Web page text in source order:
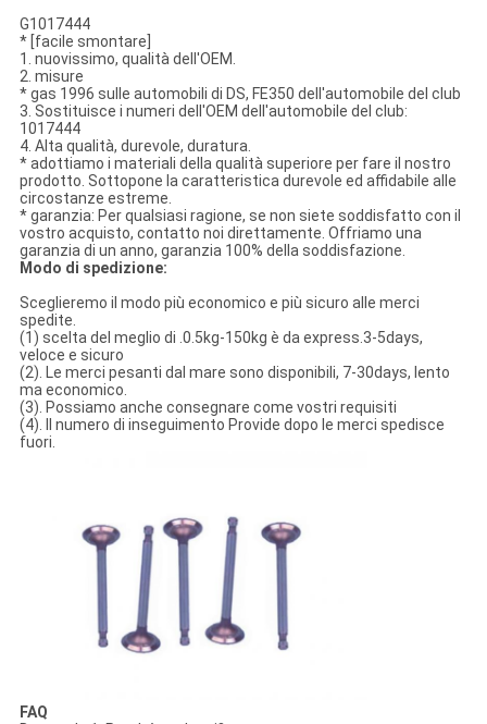
G1017444
* [facile smontare]
1. nuovissimo, qualità dell'OEM.
2. misure
* gas 1996 sulle automobili di DS, FE350 dell'automobile del club
3. Sostituisce i numeri dell'OEM dell'automobile del club:
1017444
4. Alta qualità, durevole, duratura.
* adottiamo i materiali della qualità superiore per fare il nostro
prodotto. Sottopone la caratteristica durevole ed affidabile alle
circostanze estreme.
* garanzia: Per qualsiasi ragione, se non siete soddisfatto con il
vostro acquisto, contatto noi direttamente. Offriamo una
garanzia di un anno, garanzia 100% della soddisfazione.
Modo di spedizione:
Sceglieremo il modo più economico e più sicuro alle merci
spedite.
(1) scelta del meglio di .0.5kg-150kg è da express.3-5days,
veloce e sicuro
(2). Le merci pesanti dal mare sono disponibili, 7-30days, lento
ma economico.
(3). Possiamo anche consegnare come vostri requisiti
(4). Il numero di inseguimento Provide dopo le merci spedisce
fuori.
FAQ